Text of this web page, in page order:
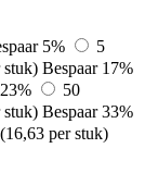
5%
5
stuk) Bespaar 17%
50
stuk) Bespaar 33%
per stuk)